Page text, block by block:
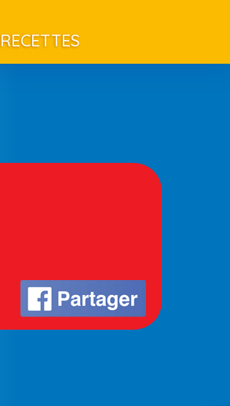
RECETTES